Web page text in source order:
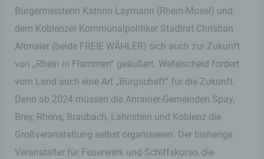
Bürgermeisterin Kathrin Laymann (Rhein-Mosel) und
dem Koblenzer Kommunalpolitiker Stadtrat Christian
Altmaier (beide FREIE WÄHLER) sich auch zur Zukunft
von „Rhein in Flammen“ geäußert. Wefelscheid fordert
vom Land auch eine Art „Bürgschaft“ für die Zukunft.
Denn ab 2024 müssen die Anrainer-Gemeinden Spay,
Brey, Rhens, Braubach, Lahnstein und Koblenz die
Großveranstaltung selbst organisieren. Der bisherige
Veranstalter für Feuerwerk und Schiffskorso, die